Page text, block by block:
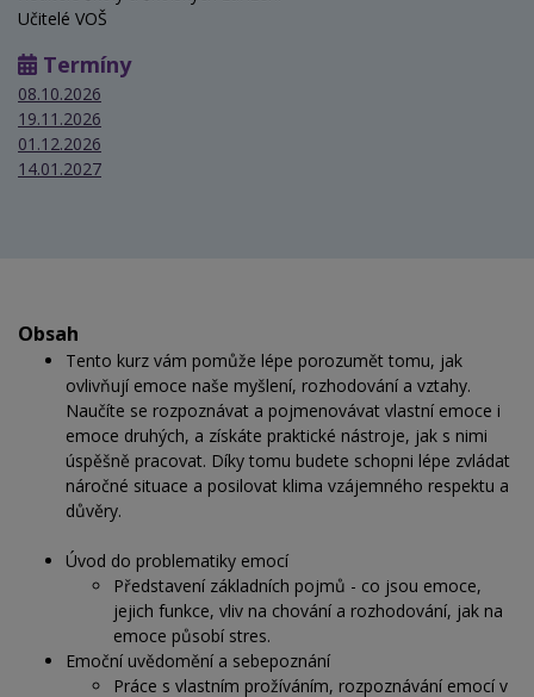
Učitelé VOŠ
Termíny
08.10.2026
19.11.2026
01.12.2026
14.01.2027
Obsah
Tento kurz vám pomůže lépe porozumět tomu, jak
ovlivňují emoce naše myšlení, rozhodování a vztahy.
Naučíte se rozpoznávat a pojmenovávat vlastní emoce i
emoce druhých, a získáte praktické nástroje, jak s nimi
úspěšně pracovat. Díky tomu budete schopni lépe zvládat
náročné situace a posilovat klima vzájemného respektu a
důvěry.
Úvod do problematiky emocí
Představení základních pojmů - co jsou emoce,
jejich funkce, vliv na chování a rozhodování, jak na
emoce působí stres.
Emoční uvědomění a sebepoznání
Práce s vlastním prožíváním, rozpoznávání emocí v